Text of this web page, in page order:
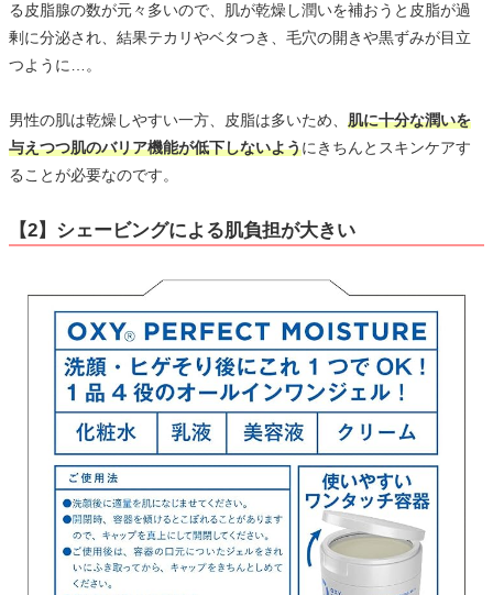
る皮脂腺の数が元々多いので、肌が乾燥し潤いを補おうと皮脂が過
剰に分泌され、結果テカリやベタつき、毛穴の開きや黒ずみが目立
つように…。
男性の肌は乾燥しやすい一方、皮脂は多いため、 肌に十分な潤いを
与えつつ肌のバリア機能が低下しないようにきちんとスキンケアす
ることが必要なのです。
【2】シェービングによる肌負担が大きい